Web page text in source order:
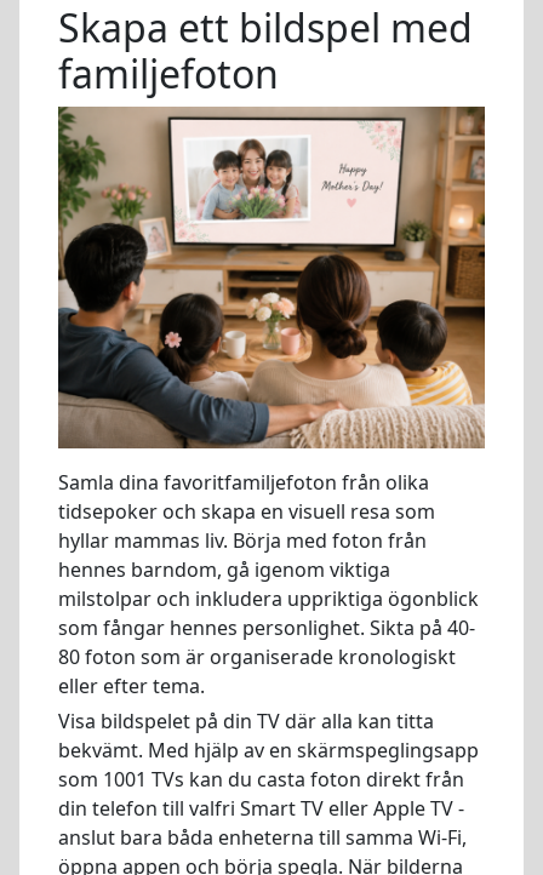
Skapa ett bildspel med
familjefoton
Samla dina favoritfamiljefoton från olika
tidsepoker och skapa en visuell resa som
hyllar mammas liv. Börja med foton från
hennes barndom, gå igenom viktiga
milstolpar och inkludera uppriktiga ögonblick
som fångar hennes personlighet. Sikta på 40-
80 foton som är organiserade kronologiskt
eller efter tema.
Visa bildspelet på din TV där alla kan titta
bekvämt. Med hjälp av en skärmspeglingsapp
som 1001 TVs kan du casta foton direkt från
din telefon till valfri Smart TV eller Apple TV -
anslut bara båda enheterna till samma Wi-Fi,
öppna appen och börja spegla. När bilderna